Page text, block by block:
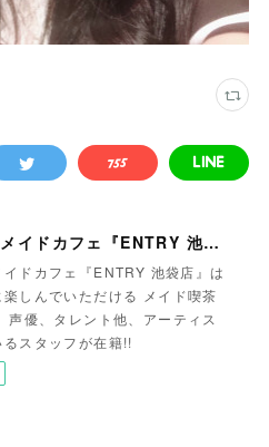
カジュアルメイドカフェ『ENTRY 池袋店』
ドカフェ『ENTRY 池袋店』は
しんでいただける メイド喫茶
声優、タレント他、アーティス
るスタッフが在籍!!